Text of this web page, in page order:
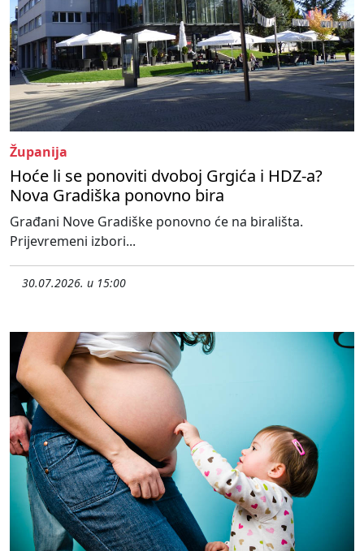
Županija
Hoće li se ponoviti dvoboj Grgića i HDZ-a?
Nova Gradiška ponovno bira
Građani Nove Gradiške ponovno će na birališta.
Prijevremeni izbori...
30.07.2026. u 15:00